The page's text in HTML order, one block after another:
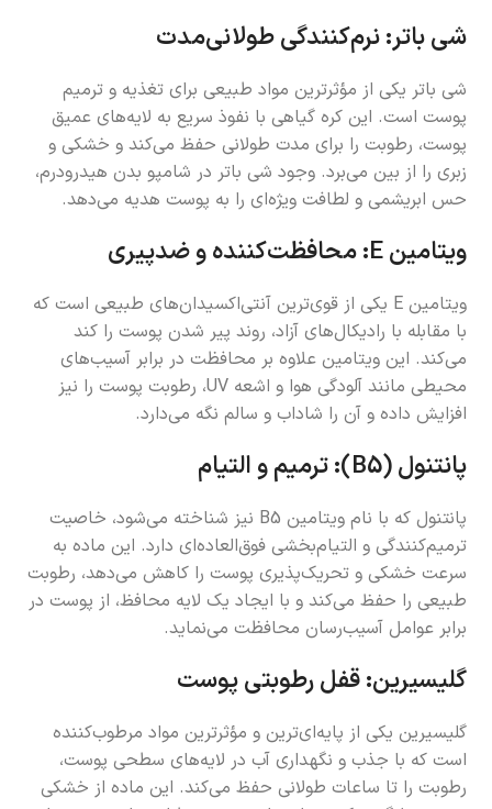
شی باتر: نرم‌کنندگی طولانی‌مدت
شی باتر یکی از مؤثرترین مواد طبیعی برای تغذیه و ترمیم
پوست است. این کره گیاهی با نفوذ سریع به لایه‌های عمیق
پوست، رطوبت را برای مدت طولانی حفظ می‌کند و خشکی و
زبری را از بین می‌برد. وجود شی باتر در شامپو بدن هیدرودرم،
حس ابریشمی و لطافت ویژه‌ای را به پوست هدیه می‌دهد.
ویتامین E: محافظت‌کننده و ضدپیری
ویتامین E یکی از قوی‌ترین آنتی‌اکسیدان‌های طبیعی است که
با مقابله با رادیکال‌های آزاد، روند پیر شدن پوست را کند
می‌کند. این ویتامین علاوه بر محافظت در برابر آسیب‌های
محیطی مانند آلودگی هوا و اشعه UV، رطوبت پوست را نیز
افزایش داده و آن را شاداب و سالم نگه می‌دارد.
پانتنول (B5): ترمیم و التیام
پانتنول که با نام ویتامین B5 نیز شناخته می‌شود، خاصیت
ترمیم‌کنندگی و التیام‌بخشی فوق‌العاده‌ای دارد. این ماده به
سرعت خشکی و تحریک‌پذیری پوست را کاهش می‌دهد، رطوبت
طبیعی را حفظ می‌کند و با ایجاد یک لایه محافظ، از پوست در
برابر عوامل آسیب‌رسان محافظت می‌نماید.
گلیسیرین: قفل رطوبتی پوست
گلیسیرین یکی از پایه‌ای‌ترین و مؤثرترین مواد مرطوب‌کننده
است که با جذب و نگهداری آب در لایه‌های سطحی پوست،
رطوبت را تا ساعات طولانی حفظ می‌کند. این ماده از خشکی